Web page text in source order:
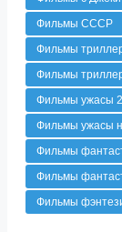
Фильмы СССР
Фильмы
Фильмы
Фильмы ужасы
Фильмы ужасы
Фильмы
Фильмы
Фильмы